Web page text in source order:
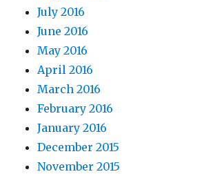
July 2016
June 2016
May 2016
April 2016
March 2016
February 2016
January 2016
December 2015
November 2015